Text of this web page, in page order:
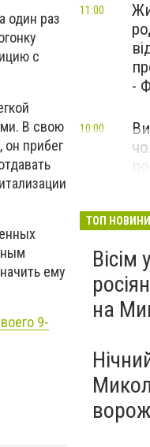
один раз
с
В свою
прибег
ему
9-
-
11:00
10:00
ТОП НОВИНИ
Вісім
на